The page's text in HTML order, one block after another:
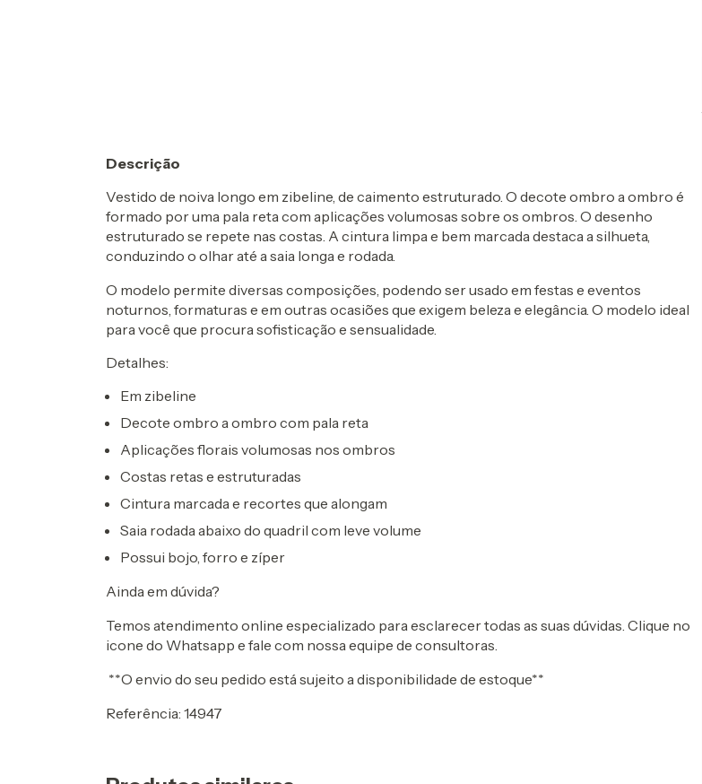
Descrição
Vestido de noiva longo em zibeline, de caimento estruturado. O decote ombro a ombro é
formado por uma pala reta com aplicações volumosas sobre os ombros. O desenho
estruturado se repete nas costas. A cintura limpa e bem marcada destaca a silhueta,
conduzindo o olhar até a saia longa e rodada.
O modelo permite diversas composições, podendo ser usado em festas e eventos
noturnos, formaturas e em outras ocasiões que exigem beleza e elegância. O modelo ideal
para você que procura sofisticação e sensualidade.
Detalhes:
Em zibeline
Decote ombro a ombro com pala reta
Aplicações florais volumosas nos ombros
Costas retas e estruturadas
Cintura marcada e recortes que alongam
Saia rodada abaixo do quadril com leve volume
Possui bojo, forro e zíper
Ainda em dúvida?
Temos atendimento online especializado para esclarecer todas as suas dúvidas. Clique no
icone do Whatsapp e fale com nossa equipe de consultoras.
**O envio do seu pedido está sujeito a disponibilidade de estoque**
Referência: 14947